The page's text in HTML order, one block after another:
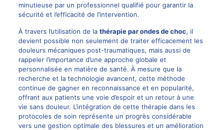
minutieuse par un professionnel qualifié pour garantir la
sécurité et l’efficacité de l’intervention.
À travers l’utilisation de la thérapie par ondes de choc, il
devient possible non seulement de traiter efficacement les
douleurs mécaniques post-traumatiques, mais aussi de
rappeler l’importance d’une approche globale et
personnalisée en matière de santé. À mesure que la
recherche et la technologie avancent, cette méthode
continue de gagner en reconnaissance et en popularité,
offrant aux patients une voie d’espoir et un retour à une
vie sans douleur. L’intégration de cette thérapie dans les
protocoles de soin représente un progrès considérable
vers une gestion optimale des blessures et un amélioration